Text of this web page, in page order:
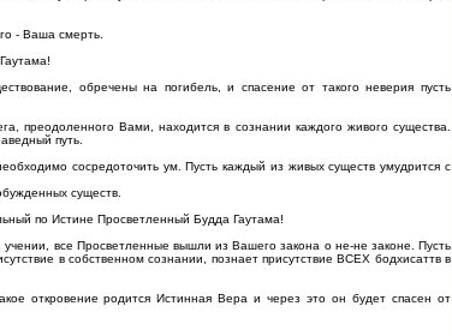
- Ваша смерть.
обречены на погибель, и спасение от такого неверия пусть
преодоленного Вами, находится в сознании каждого живого существа.
путь.
сосредоточить ум. Пусть каждый из живых существ умудрится с
существ.
по Истине Просветленный Будда Гаутама!
все Просветленные вышли из Вашего закона о не-не законе. Пусть
в собственном сознании, познает присутствие ВСЕХ бодхисаттв в
откровение родится Истинная Вера и через это он будет спасен от